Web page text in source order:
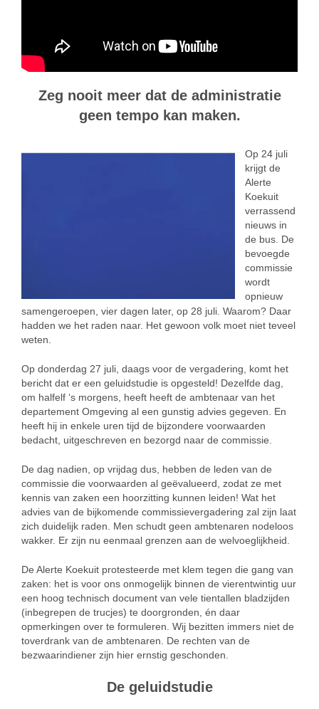
Zeg nooit meer dat de administratie
geen tempo kan maken.
Op 24 juli
krijgt de
Alerte
Koekuit
verrassend
nieuws in
de bus. De
bevoegde
commissie
wordt
opnieuw
samengeroepen, vier dagen later, op 28 juli. Waarom? Daar
hadden we het raden naar. Het gewoon volk moet niet teveel
weten.
Op donderdag 27 juli, daags voor de vergadering, komt het
bericht dat er een geluidstudie is opgesteld! Dezelfde dag,
om halfelf ‘s morgens, heeft heeft de ambtenaar van het
departement Omgeving al een gunstig advies gegeven. En
heeft hij in enkele uren tijd de bijzondere voorwaarden
bedacht, uitgeschreven en bezorgd naar de commissie.
De dag nadien, op vrijdag dus, hebben de leden van de
commissie die voorwaarden al geëvalueerd, zodat ze met
kennis van zaken een hoorzitting kunnen leiden! Wat het
advies van de bijkomende commissievergadering zal zijn laat
zich duidelijk raden. Men schudt geen ambtenaren nodeloos
wakker. Er zijn nu eenmaal grenzen aan de welvoeglijkheid.
De Alerte Koekuit protesteerde met klem tegen die gang van
zaken: het is voor ons onmogelijk binnen de vierentwintig uur
een hoog technisch document van vele tientallen bladzijden
(inbegrepen de trucjes) te doorgronden, én daar
opmerkingen over te formuleren. Wij bezitten immers niet de
toverdrank van de ambtenaren. De rechten van de
bezwaarindiener zijn hier ernstig geschonden.
De geluidstudie